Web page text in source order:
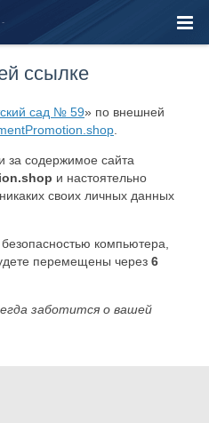
ссылке
сад № 59» по внешней
за содержимое сайта
и настоятельно
никаких своих личных данных
компьютера,
перемещены через 6
заботится о вашей